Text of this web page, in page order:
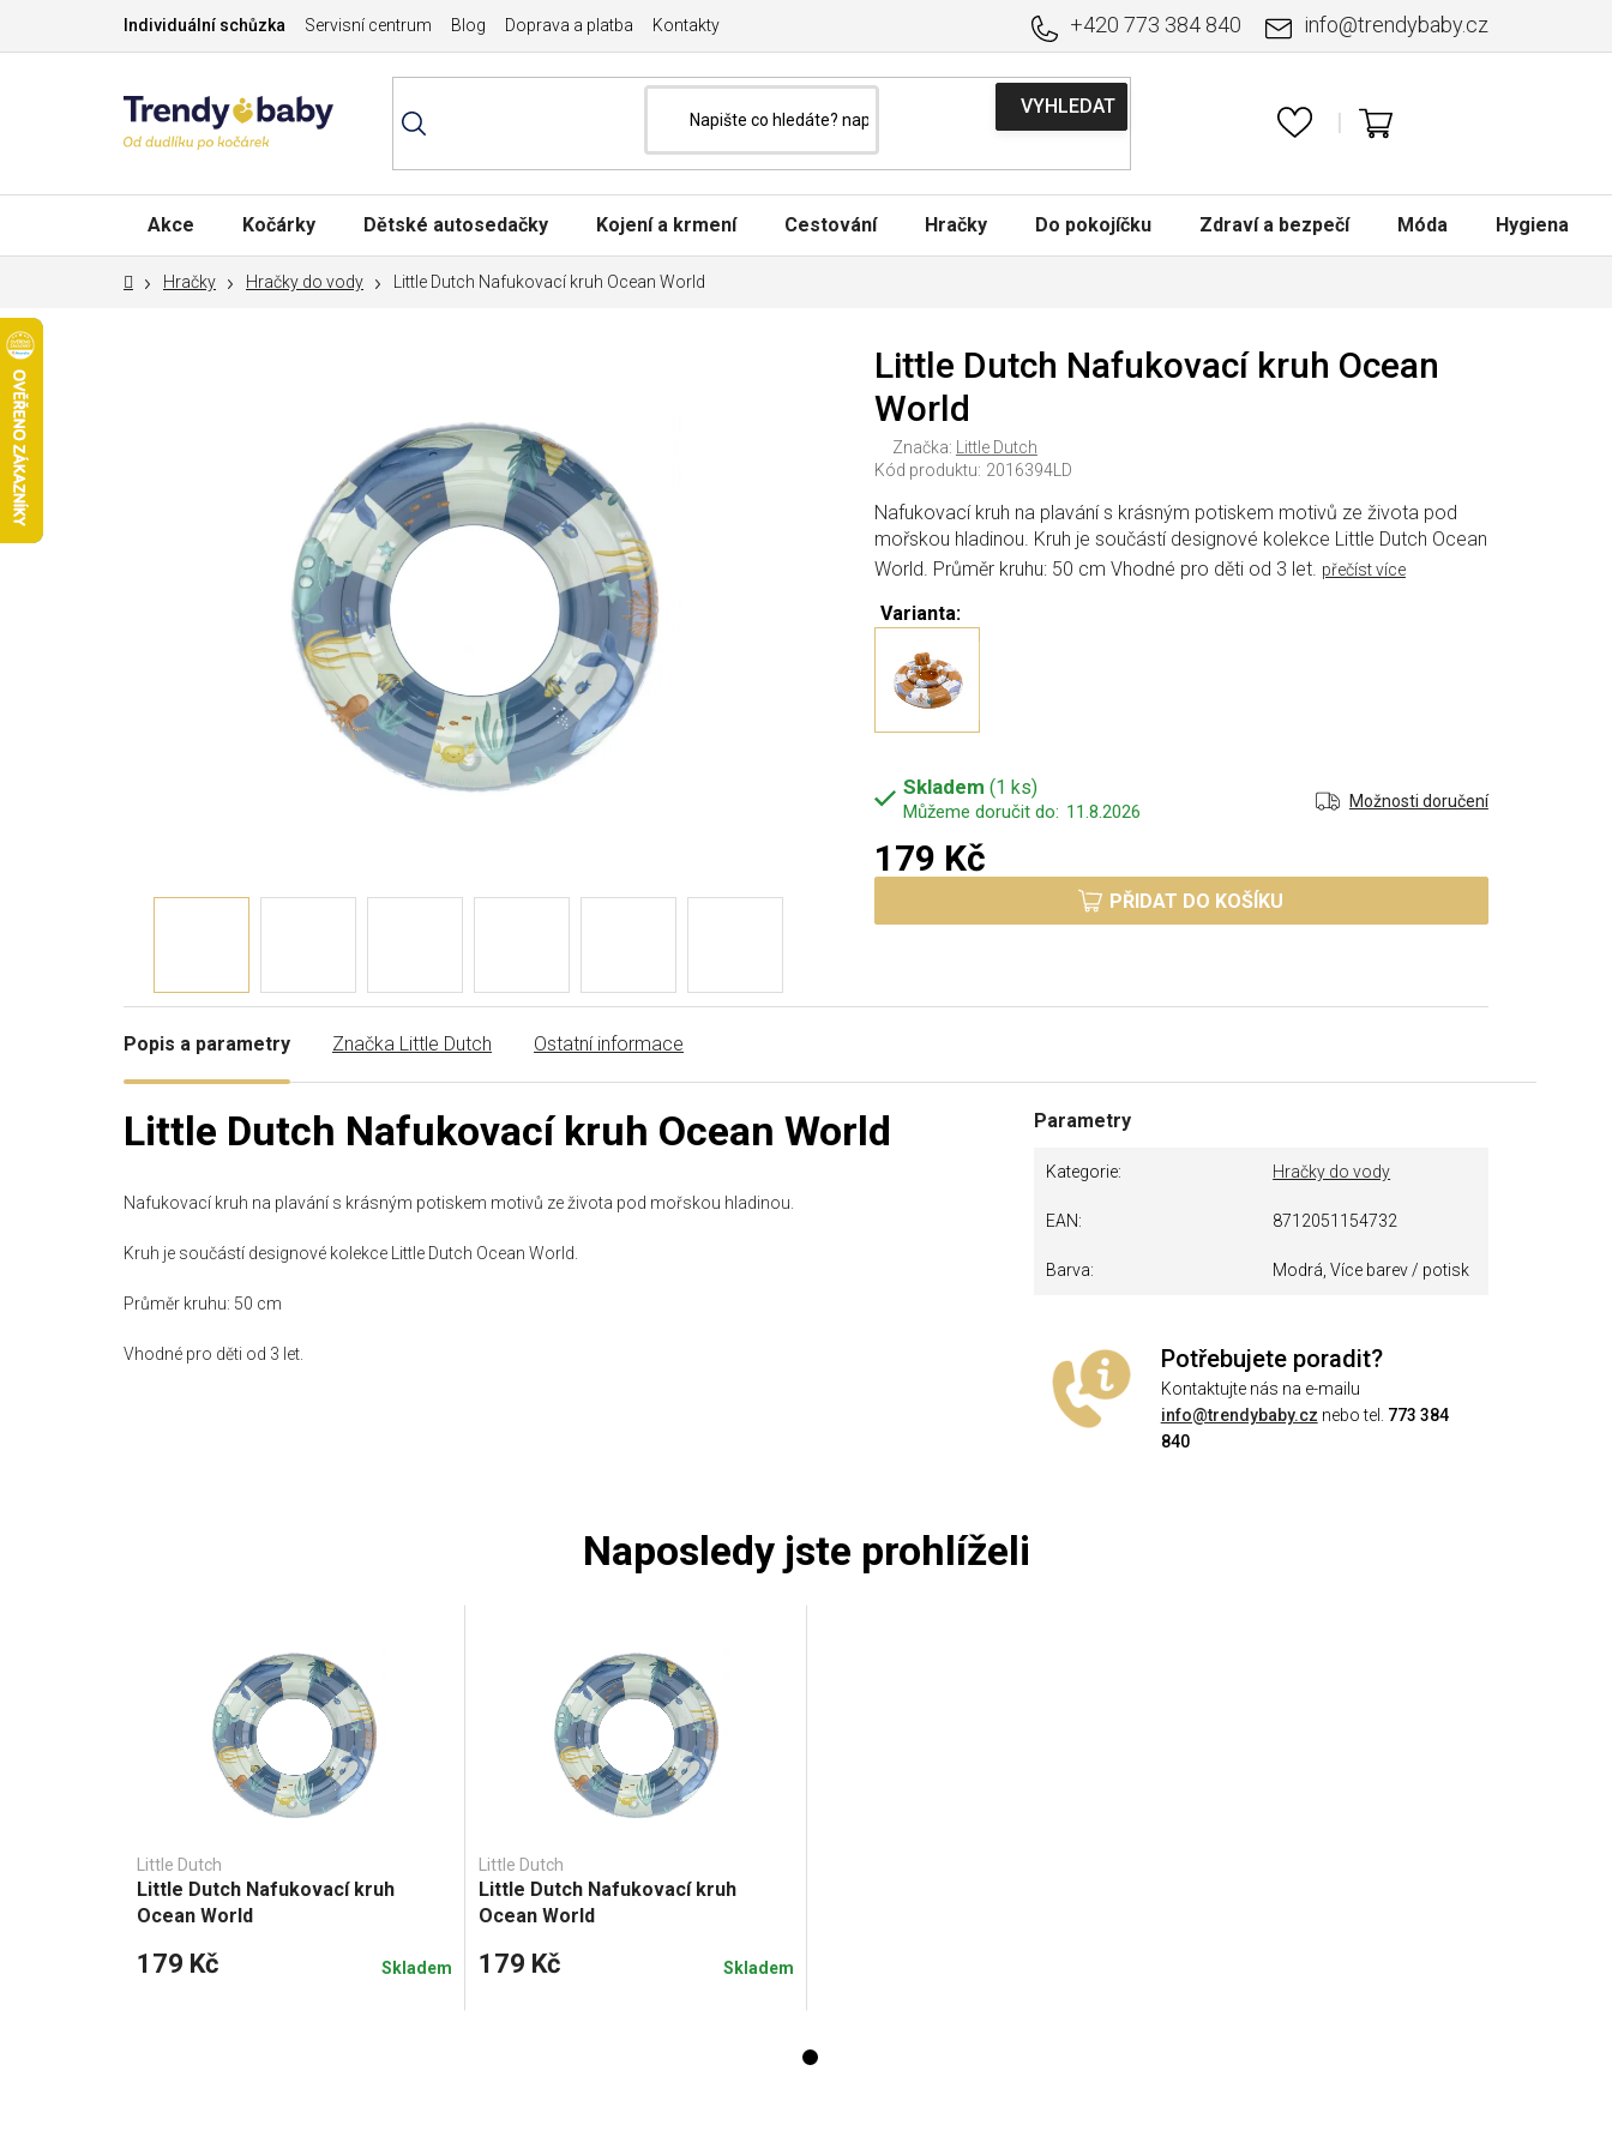
Individuální schůzka Servisní centrum Blog Doprava a platba Kontakty info@trendybaby.cz
+420 773 384 840
KOŠÍK
Akce Kočárky Dětské autosedačky Kojení a krmení Cestování Hračky Do pokojíčku Zdraví a bezpečí Móda Hygiena
DomůHračky Hračky do vody Little Dutch Nafukovací kruh Ocean World
Little Dutch Nafukovací kruh Ocean
World
Značka: Little Dutch
Kód produktu: 2016394LD
Varianta:
Nafukovací kruh na plavání s krásným potiskem motivů ze života pod
mořskou hladinou. Kruh je součástí designové kolekce Little Dutch Ocean
World. Průměr kruhu: 50 cm Vhodné pro děti od 3 let. přečíst více
Skladem (1 ks)
11.8.2026 Možnosti doručení
179 Kč
PŘIDAT DO KOŠÍKU
Popis a parametry Značka Little Dutch Ostatní informace
Little Dutch Nafukovací kruh Ocean World
Nafukovací kruh na plavání s krásným potiskem motivů ze života pod mořskou hladinou.
Kruh je součástí designové kolekce Little Dutch Ocean World.
Průměr kruhu: 50 cm
Vhodné pro děti od 3 let.
Parametry
Kategorie Hračky do vody
EAN 8712051154732
Barva Modrá, Více barev / potisk
Potřebujete poradit?
Kontaktujte nás na e-mailu
info@trendybaby.cz nebo tel. 773 384
840
Naposledy jste prohlíželi
Little Dutch
Little Dutch Nafukovací kruh
Ocean World
179 Kč Skladem
Little Dutch
Little Dutch Nafukovací kruh
Ocean World
179 Kč Skladem